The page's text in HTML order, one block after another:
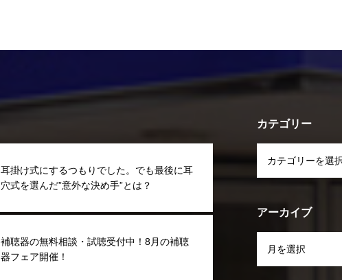
耳掛け式にするつもりでした。でも最後に耳
穴式を選んだ”意外な決め手”とは？
補聴器の無料相談・試聴受付中！8月の補聴
器フェア開催！
カテゴリー
アーカイブ